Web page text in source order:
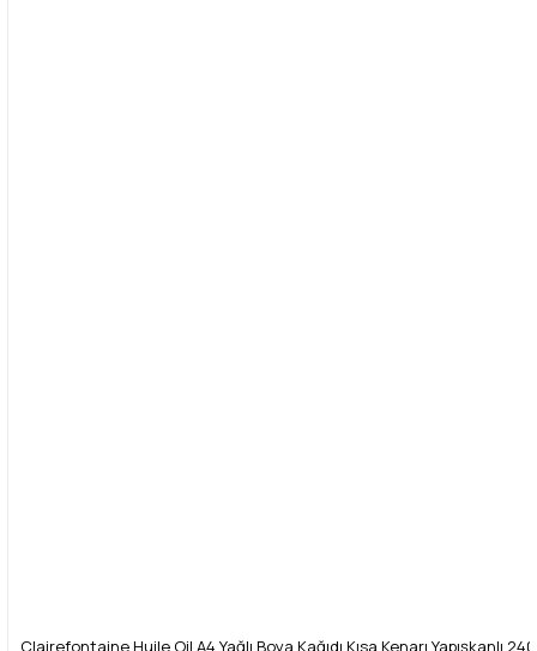
Clairefontaine Huile Oil A4 Yağlı Boya Kağıdı Kısa Kenarı Yapışkanlı